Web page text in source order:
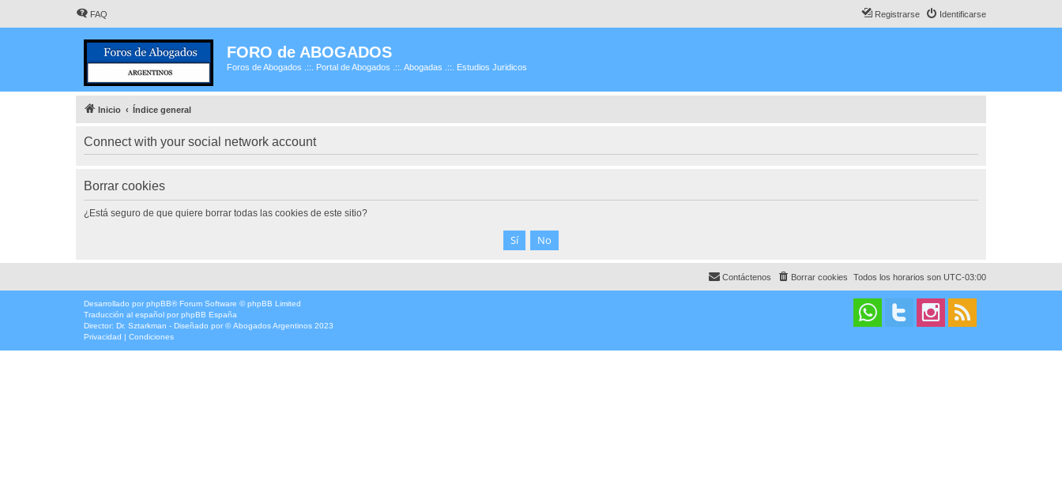
FAQ Identificarse
Registrarse
FORO de ABOGADOS
Foros de Abogados .::. Portal de Abogados .::. Abogadas .::. Estudios Juridicos
Inicio Índice general
Connect with your social network account
Borrar cookies
¿Está seguro de que quiere borrar todas las cookies de este sitio?
Todos los horarios son UTC-03:00
Borrar cookies
Contáctenos
Desarrollado por phpBB® Forum Software © phpBB Limited
Traducción al español por phpBB España
Director: Dr. Sztarkman - Diseñado por ©Abogados Argentinos 2023
Privacidad | Condiciones